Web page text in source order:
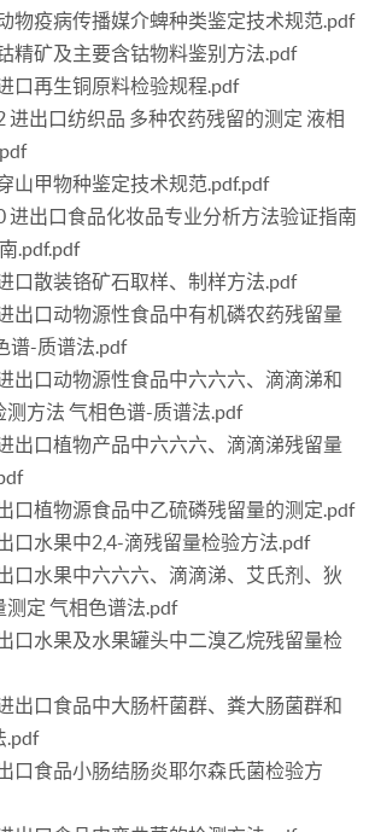
物疫病传播媒介蜱种类鉴定技术规范.pdf
精矿及主要含钴物料鉴别方法.pdf
口再生铜原料检验规程.pdf
进出口纺织品 多种农药残留的测定 液相
山甲物种鉴定技术规范.pdf.pdf
进出口食品化妆品专业分析方法验证指南
.pdf.pdf
口散装铬矿石取样、制样方法.pdf
出口动物源性食品中有机磷农药残留量
谱-质谱法.pdf
出口动物源性食品中六六六、滴滴涕和
测方法 气相色谱-质谱法.pdf
出口植物产品中六六六、滴滴涕残留量
口植物源食品中乙硫磷残留量的测定.pdf
口水果中2,4-滴残留量检验方法.pdf
口水果中六六六、滴滴涕、艾氏剂、狄
测定 气相色谱法.pdf
口水果及水果罐头中二溴乙烷残留量检
出口食品中大肠杆菌群、粪大肠菌群和
.pdf
口食品小肠结肠炎耶尔森氏菌检验方